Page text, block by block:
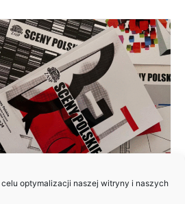
optymalizacji naszej witryny i naszych
NADSYŁANIA